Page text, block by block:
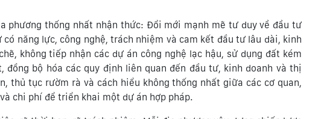
phương thống nhất nhận thức: Đổi mới mạnh mẽ tư duy về đầu tư
năng lực, công nghệ, trách nhiệm và cam kết đầu tư lâu dài, kinh
không tiếp nhận các dự án công nghệ lạc hậu, sử dụng đất kém
đồng bộ hóa các quy định liên quan đến đầu tư, kinh doanh và thị
thủ tục rườm rà và cách hiểu không thống nhất giữa các cơ quan,
chi phí để triển khai một dự án hợp pháp.